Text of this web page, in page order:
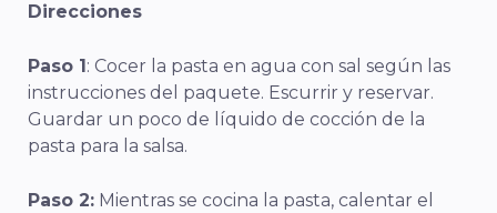
Direcciones
Paso 1 : Cocer la pasta en agua con sal según las
instrucciones del paquete. Escurrir y reservar.
Guardar un poco de líquido de cocción de la
pasta para la salsa.
Paso 2: Mientras se cocina la pasta, calentar el